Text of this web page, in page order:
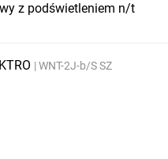
z podświetleniem n/t
WNT-2J-b/S SZ